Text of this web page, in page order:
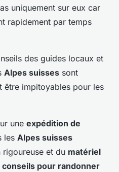
uniquement sur eux car
rapidement par temps
des guides locaux et
Alpes suisses sont
être impitoyables pour les
une expédition de
les Alpes suisses
rigoureuse et du matériel
conseils pour randonner